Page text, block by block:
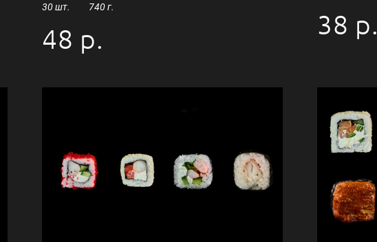
30 шт. 740 г.
48 р. 38 р.